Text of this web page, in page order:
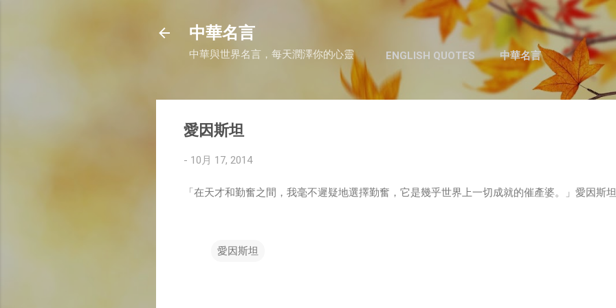
跳至主要內容
中華名言
中華與世界名言，每天潤澤你的心靈 ENGLISH QUOTES 中華名言
愛因斯坦
- 10月 17, 2014
「在天才和勤奮之間，我毫不遲疑地選擇勤奮，它是幾乎世界上一切成就的催產婆。」愛因斯坦
愛因斯坦